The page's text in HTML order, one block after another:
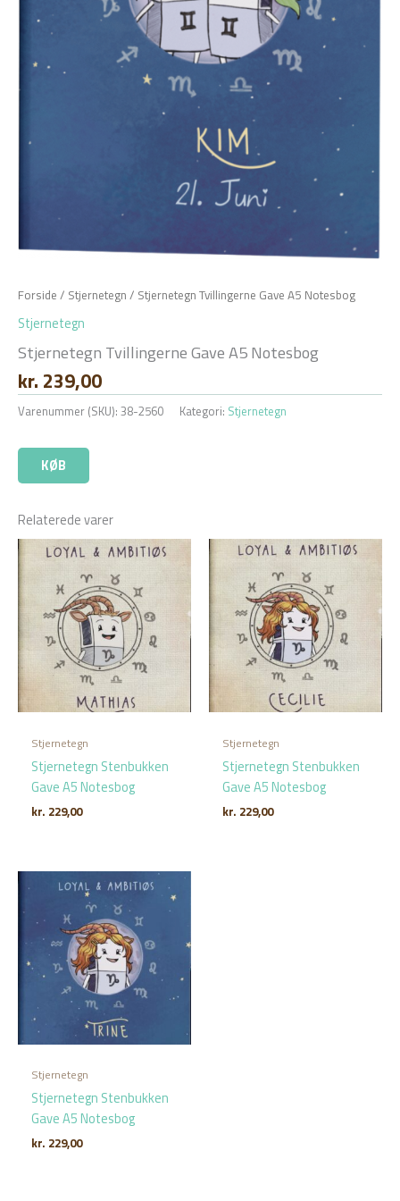
Forside / Stjernetegn / Stjernetegn Tvillingerne Gave A5 Notesbog
Stjernetegn
Stjernetegn Tvillingerne Gave A5 Notesbog
kr. 239,00
Varenummer (SKU): 38-2560 Kategori: Stjernetegn
KØB
Relaterede varer
Stjernetegn
Stjernetegn Stenbukken
Gave A5 Notesbog
kr. 229,00
Stjernetegn
Stjernetegn Stenbukken
Gave A5 Notesbog
kr. 229,00
Stjernetegn
Stjernetegn Stenbukken
Gave A5 Notesbog
kr. 229,00